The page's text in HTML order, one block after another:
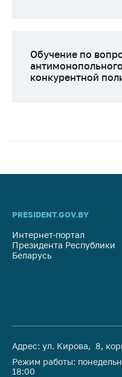
Обучение по
конкурентной
PRESIDENT.GOV.BY
Интернет-портал
Президента Республики
Беларусь
Адрес: ул. Кирова, 8,
Режим работы:
18:00